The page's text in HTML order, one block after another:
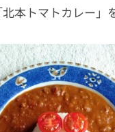
本トマトカレー」